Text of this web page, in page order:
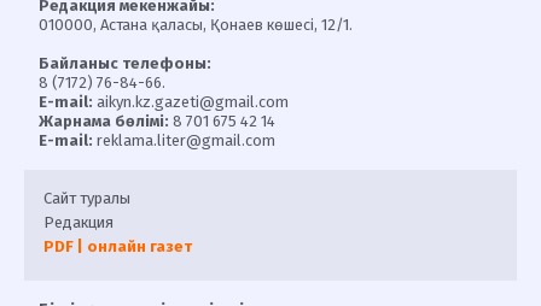
Редакция мекенжайы:
010000, Астана қаласы, Қонаев көшесі, 12/1.
Байланыс телефоны:
8 (7172) 76-84-66.
E-mail: aikyn.kz.gazeti@gmail.com
Жарнама бөлімі: 8 701 675 42 14
E-mail: reklama.liter@gmail.com
Сайт туралы
Редакция
PDF | онлайн газет